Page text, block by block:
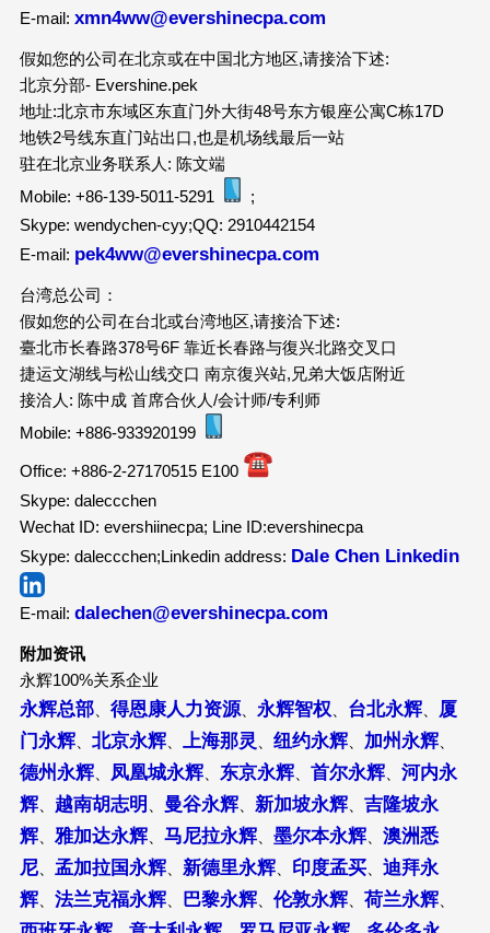
E-mail: xmn4ww@evershinecpa.com
假如您的公司在北京或在中国北方地区,请接洽下述:
北京分部- Evershine.pek
地址:北京市东域区东直门外大街48号东方银座公寓C栋17D
地铁2号线东直门站出口,也是机场线最后一站
驻在北京业务联系人: 陈文端
Mobile: +86-139-5011-5291
;
Skype: wendychen-cyy;QQ: 2910442154
E-mail: pek4ww@evershinecpa.com
台湾总公司：
假如您的公司在台北或台湾地区,请接洽下述:
臺北市长春路378号6F 靠近长春路与復兴北路交叉口
捷运文湖线与松山线交口 南京復兴站,兄弟大饭店附近
接洽人: 陈中成 首席合伙人/会计师/专利师
Mobile: +886-933920199
Office: +886-2-27170515 E100
Skype: daleccchen
Wechat ID: evershiinecpa; Line ID:evershinecpa
Skype: daleccchen;Linkedin address: Dale Chen Linkedin
E-mail: dalechen@evershinecpa.com
附加资讯
永辉100%关系企业
永辉总部、 得恩康人力资源、 永辉智权 台北永辉、
厦
门永辉、 北京永辉、 上海那灵 纽约永辉、 加州永辉、
德州永辉、 凤凰城永辉、 东京永辉、 首尔永辉、 河内永
辉、 越南胡志明 曼谷永辉、 新加坡永辉、 吉隆坡永
辉、 雅加达永辉、 马尼拉永辉、 墨尔本永辉、 澳洲悉
尼、 孟加拉国永辉、 新德里永辉、 印度孟买、 迪拜永
辉、 法兰克福永辉、 巴黎永辉、 伦敦永辉、 荷兰永辉、